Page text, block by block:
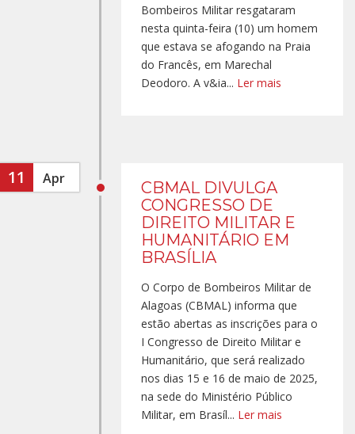
Bombeiros Militar resgataram
nesta quinta-feira (10) um homem
que estava se afogando na Praia
do Francês, em Marechal
Deodoro. A v&ia... Ler mais
11 Apr
CBMAL DIVULGA
CONGRESSO DE
DIREITO MILITAR E
HUMANITÁRIO EM
BRASÍLIA
O Corpo de Bombeiros Militar de
Alagoas (CBMAL) informa que
estão abertas as inscrições para o
I Congresso de Direito Militar e
Humanitário, que será realizado
nos dias 15 e 16 de maio de 2025,
na sede do Ministério Público
Militar, em Brasíl... Ler mais